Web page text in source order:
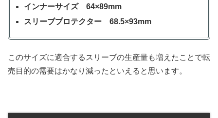
インナーサイズ 64×89mm
スリーブプロテクター 68.5×93mm
このサイズに適合するスリーブの生産量も増えたことで転
売目的の需要はかなり減ったといえると思います。